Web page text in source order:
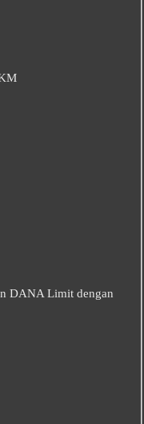
DANA Limit dengan